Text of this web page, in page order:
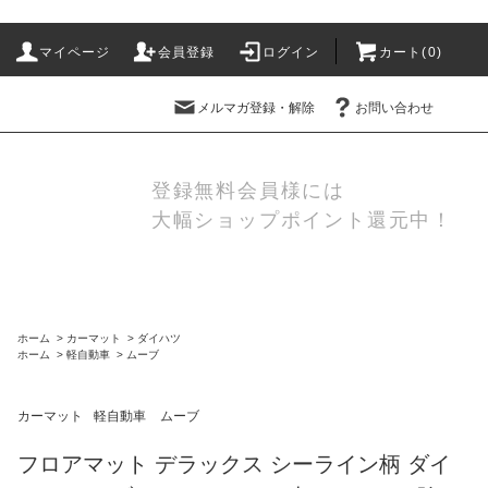
マイページ 会員登録 ログイン カート(0)
メルマガ登録・解除 お問い合わせ
登録無料会員様には
大幅ショップポイント還元中！
ホーム > カーマット > ダイハツ
ホーム
> 軽自動車 > ムーブ
カーマット 軽自動車 ムーブ
フロアマット デラックス シーライン柄 ダイ